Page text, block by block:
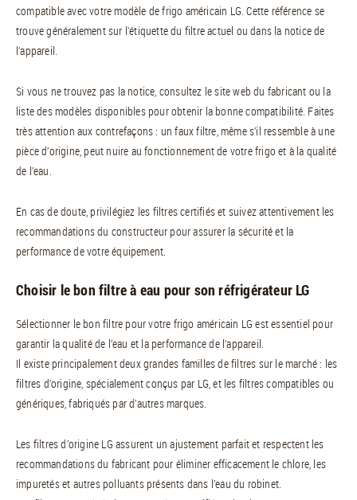
compatible avec votre modèle de frigo américain LG. Cette référence se
trouve généralement sur l’étiquette du filtre actuel ou dans la notice de
l’appareil.
Si vous ne trouvez pas la notice, consultez le site web du fabricant ou la
liste des modèles disponibles pour obtenir la bonne compatibilité. Faites
très attention aux contrefaçons : un faux filtre, même s’il ressemble à une
pièce d’origine, peut nuire au fonctionnement de votre frigo et à la qualité
de l’eau.
En cas de doute, privilégiez les filtres certifiés et suivez attentivement les
recommandations du constructeur pour assurer la sécurité et la
performance de votre équipement.
Choisir le bon filtre à eau pour son réfrigérateur LG
Sélectionner le bon filtre pour votre frigo américain LG est essentiel pour
garantir la qualité de l’eau et la performance de l’appareil.
Il existe principalement deux grandes familles de filtres sur le marché : les
filtres d’origine, spécialement conçus par LG, et les filtres compatibles ou
génériques, fabriqués par d’autres marques.
Les filtres d’origine LG assurent un ajustement parfait et respectent les
recommandations du fabricant pour éliminer efficacement le chlore, les
impuretés et autres polluants présents dans l’eau du robinet.